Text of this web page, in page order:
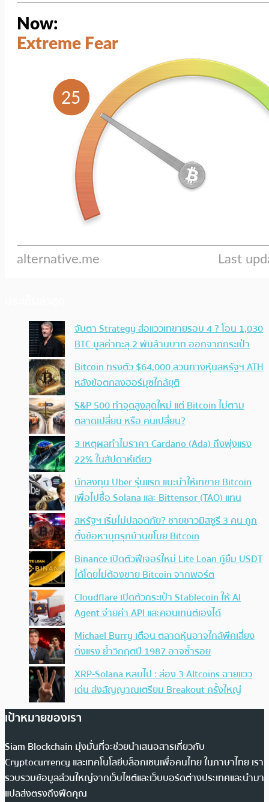
จับตา Strategy ส่อแววเทขายรอบ 4 ? โอน 1,030
BTC มูลค่าทะลุ 2 พันล้านบาท ออกจากกระเป๋า
Bitcoin ทรงตัว $64,000 สวนทางหุ้นสหรัฐฯ ATH
หลังข้อตกลงฮอร์มุซใกล้ยุติ
S&P 500 ทำจุดสูงสุดใหม่ แต่ Bitcoin ไม่ตาม
ตลาดเปลี่ยน หรือ คนเปลี่ยน?
3 เหตุผลทำไมราคา Cardano (Ada) ถึงพุ่งแรง
22% ในสัปดาห์เดียว
นักลงทุน Uber รุ่นแรก แนะนำให้เทขาย Bitcoin
เพื่อไปซื้อ Solana และ Bittensor (TAO) แทน
สหรัฐฯ เริ่มไม่ปลอดภัย? ชายชาวมิสซูรี 3 คน ถูก
ตั้งข้อหาบุกรุกบ้านขโมย Bitcoin
Binance เปิดตัวฟีเจอร์ใหม่ Lite Loan กู้ยืม USDT
ได้โดยไม่ต้องขาย Bitcoin จากพอร์ต
Cloudflare เปิดตัวกระเป๋า Stablecoin ให้ AI
Agent จ่ายค่า API และคอนเทนต์เองได้
Michael Burry เตือน ตลาดหุ้นอาจใกล้พีคเสี่ยง
ดิ่งแรง ย้ำวิกฤตปี 1987 อาจซ้ำรอย
XRP-Solana หลบไป : ส่อง 3 Altcoins ฉายแวว
เด่น ส่งสัญญาณเตรียม Breakout ครั้งใหญ่
เป้าหมายของเรา
Siam Blockchain มุ่งมั่นที่จะช่วยนำเสนอสารเกี่ยวกับ
Cryptocurrency และเทคโนโลยีบล็อกเชนเพื่อคนไทย ในภาษาไทย เรา
รวบรวมข้อมูลส่วนใหญ่จากเว็บไซต์และเว็บบอร์ดต่างประเทศและนำมา
แปลส่งตรงถึงฟีดคุณ